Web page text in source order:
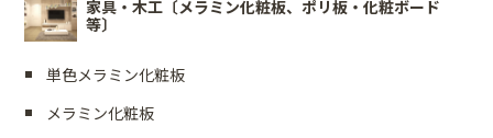
家具・木工〔メラミン化粧板、ポリ板・化粧ボード
等〕
単色メラミン化粧板
メラミン化粧板